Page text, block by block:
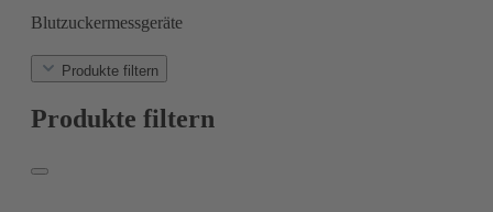
Blutzuckermessgeräte
Produkte filtern
Produkte filtern